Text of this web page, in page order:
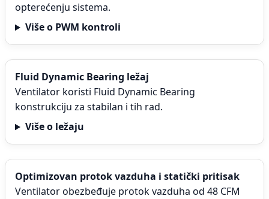
opterećenju sistema.
Više o PWM kontroli
Fluid Dynamic Bearing ležaj
Ventilator koristi Fluid Dynamic Bearing
konstrukciju za stabilan i tih rad.
Više o ležaju
Optimizovan protok vazduha i statički pritisak
Ventilator obezbeđuje protok vazduha od 48 CFM